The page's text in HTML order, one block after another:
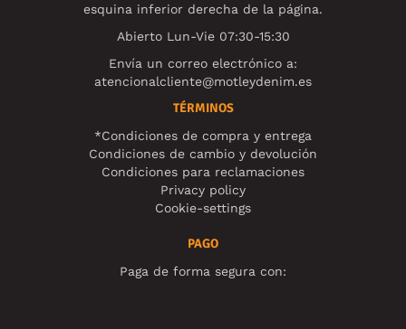
esquina inferior derecha de la página.
Abierto Lun-Vie 07:30-15:30
Envía un correo electrónico a:
atencionalcliente@motleydenim.es
TÉRMINOS
*Condiciones de compra y entrega
Condiciones de cambio y devolución
Condiciones para reclamaciones
Privacy policy
Cookie-settings
PAGO
Paga de forma segura con: